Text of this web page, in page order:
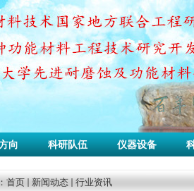
向 科研队伍 仪器设备
首页 新闻动态 行业资讯